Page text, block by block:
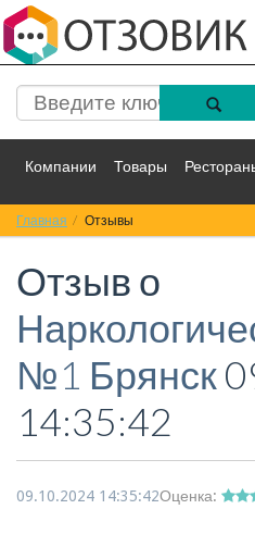
Компании Товары
Спорт Фильмы
Красота Здоровье
Главная Отзывы
Отзыв о
№1 Брянск
14:35:42
09.10.2024 14:35:42Оценка: